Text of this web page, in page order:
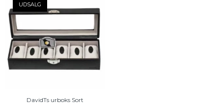
UDSALG
DavidTs urboks Sort